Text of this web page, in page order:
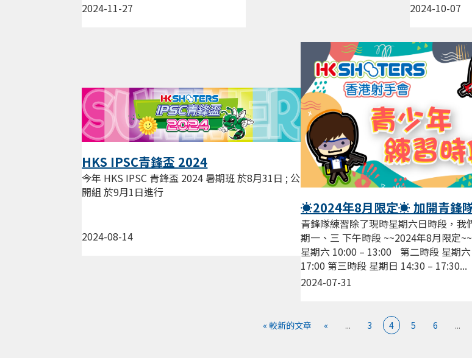
2024-11-27 2024-10-07
HKS IPSC青鋒盃 2024
2024-08-14
今年 HKS IPSC 青鋒盃 2024 暑期班 於8月31日 ; 公
開組 於9月1日進行
☀️2024年8月限定☀️ 加開青鋒
2024-07-31
青鋒隊練習除了現時星期六日時段，我
期一、三 下午時段 ~~2024年8月限定
星期六 10:00 – 13:00 第二時段 星期
17:00 第三時段 星期日 14:30 – 17:30...
« 較新的文章 « ... 3 4 5 6 ...